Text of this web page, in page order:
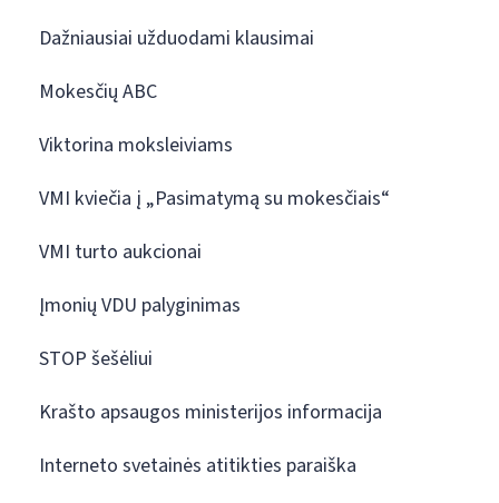
Dažniausiai užduodami klausimai
Mokesčių ABC
Viktorina moksleiviams
VMI kviečia į „Pasimatymą su mokesčiais“
VMI turto aukcionai
Įmonių VDU palyginimas
STOP šešėliui
Krašto apsaugos ministerijos informacija
Interneto svetainės atitikties paraiška